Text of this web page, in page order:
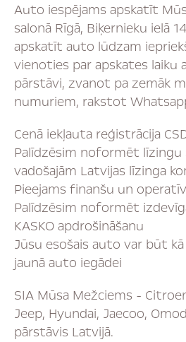
Auto iespējams apskatīt
salonā Rīgā, Biķernieku ielā
apskatīt auto lūdzam
vienoties par apskates laiku
pārstāvi, zvanot pa zemāk
numuriem, rakstot
Cenā iekļauta reģistrācija
Palīdzēsim noformēt līzingu
vadošajām Latvijas līzinga
Pieejams finanšu un
Palīdzēsim noformēt
KASKO apdrošināšanu
Jūsu esošais auto var būt kā
jaunā auto iegādei
SIA Mūsa Mežciems -
Jeep, Hyundai, Jaecoo,
pārstāvis Latvijā.